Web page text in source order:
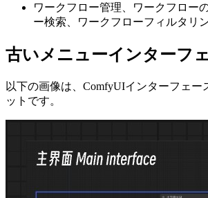
ワークフロー管理、ワークフロー
ー検索、ワークフローフィルタリ
古いメニューインターフ
以下の画像は、ComfyUIインターフェー
ットです。